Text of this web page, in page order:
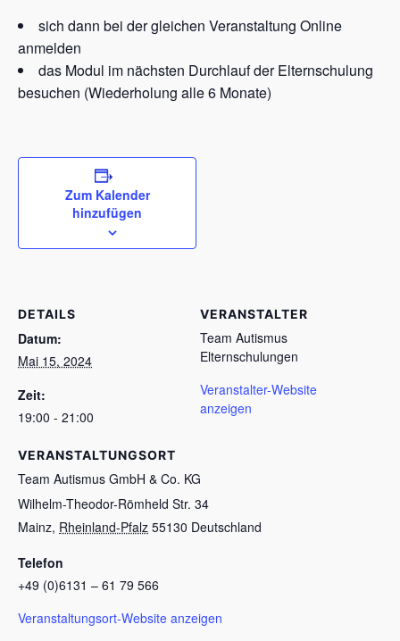
sich dann bei der gleichen Veranstaltung Online
anmelden
das Modul im nächsten Durchlauf der Elternschulung
besuchen (Wiederholung alle 6 Monate)
Zum Kalender
hinzufügen
DETAILS
Datum:
Mai 15, 2024
Zeit:
19:00 - 21:00
VERANSTALTUNGSORT
Team Autismus GmbH & Co. KG
Wilhelm-Theodor-Römheld Str. 34
Mainz, Rheinland-Pfalz 55130 Deutschland
Telefon
+49 (0)6131 – 61 79 566
Veranstaltungsort-Website anzeigen
VERANSTALTER
Team Autismus
Elternschulungen
Veranstalter-Website
anzeigen